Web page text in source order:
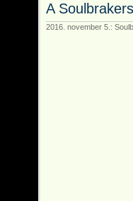
A
2016. november 5.: